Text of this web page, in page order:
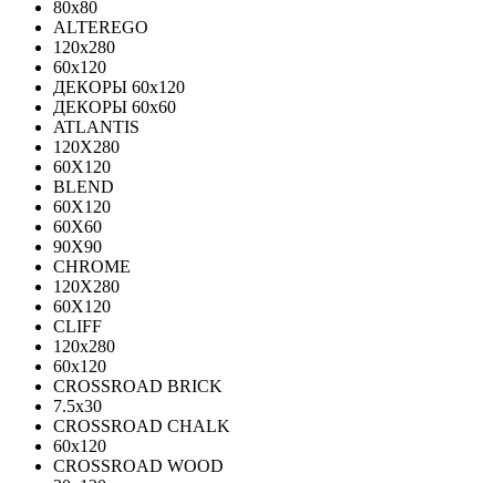
80x80
ALTEREGO
120х280
60х120
ДЕКОРЫ 60х120
ДЕКОРЫ 60х60
ATLANTIS
120X280
60X120
BLEND
60Х120
60Х60
90Х90
CHROME
120X280
60X120
CLIFF
120x280
60x120
CROSSROAD BRICK
7.5х30
CROSSROAD CHALK
60х120
CROSSROAD WOOD